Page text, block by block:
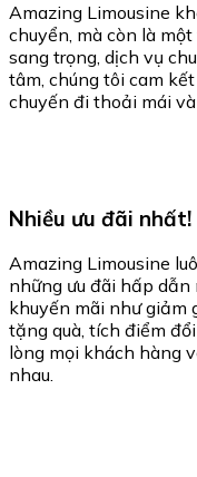
Amazing Limousine
chuyển, mà còn là
sang trọng, dịch vụ
tâm, chúng tôi cam
chuyến đi thoải mái
Nhiều ưu đãi nhất!
Amazing Limousine
những ưu đãi hấp
khuyến mãi như giảm
tặng quà, tích điểm
lòng mọi khách hàng
nhau.